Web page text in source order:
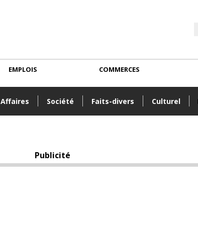
Affaires Société Faits-divers Culturel
EMPLOIS COMMERCES
Publicité